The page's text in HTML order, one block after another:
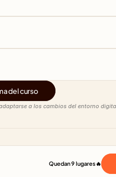
del curso
a los cambios del entorno
Quedan 9 lugares🔥